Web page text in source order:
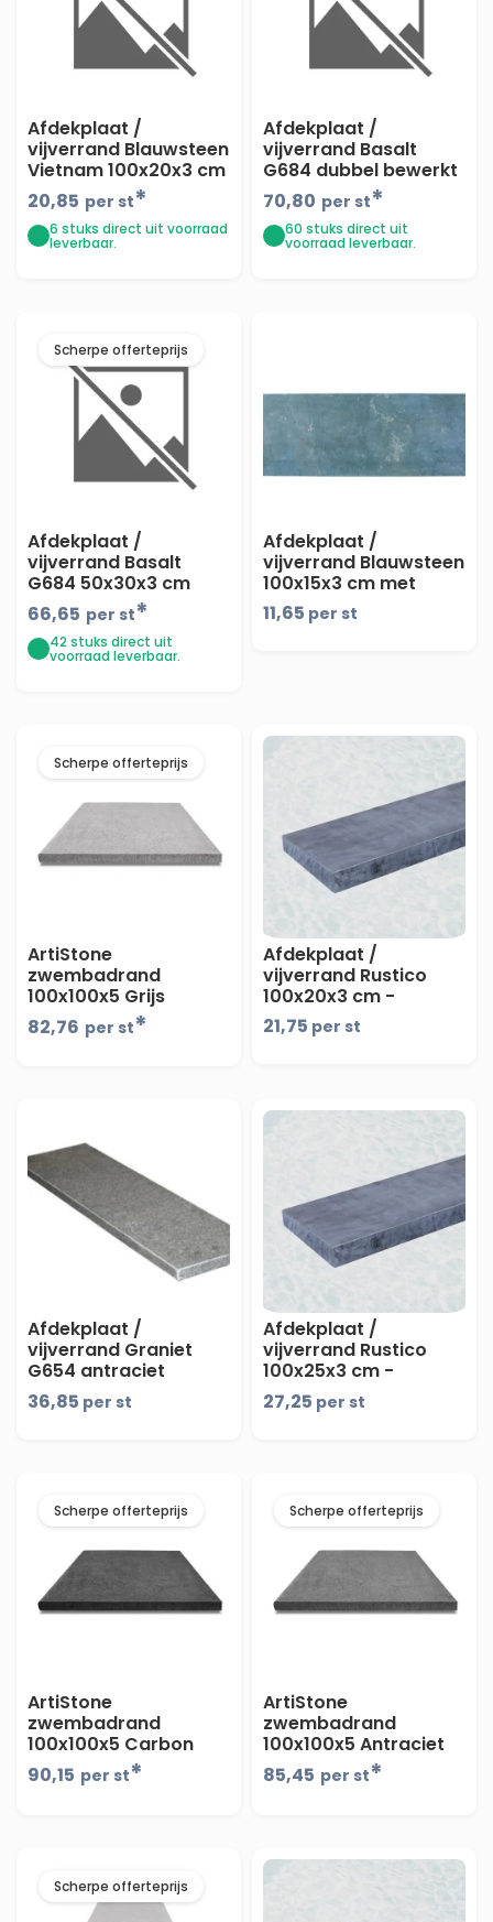
Afdekplaat /
vijverrand Blauwsteen
Vietnam 100x20x3 cm
met facet - prijs op
aanvraag -
20,85 per st*
6 stuks direct uit voorraad
leverbaar.
Afdekplaat /
vijverrand Basalt
G684 dubbel bewerkt
50x30x3 cm Hoek
70,80 per st*
60 stuks direct uit
voorraad leverbaar.
Scherpe offerteprijs
Afdekplaat /
vijverrand Basalt
G684 50x30x3 cm
Hoek met facet
(gevlamd)
66,65 per st*
42 stuks direct uit
voorraad leverbaar.
Afdekplaat /
vijverrand Blauwsteen
100x15x3 cm met
facet - prijs op
aanvraag -
11,65 per st
Scherpe offerteprijs
ArtiStone
zwembadrand
100x100x5 Grijs
82,76 per st*
Afdekplaat /
vijverrand Rustico
100x20x3 cm -
maandprijs
21,75 per st
Afdekplaat /
vijverrand Graniet
G654 antraciet
100x20x3 cm met
facet - prijs op
36,85 per st
Afdekplaat /
vijverrand Rustico
100x25x3 cm -
maandprijs
27,25 per st
Scherpe offerteprijs
ArtiStone
zwembadrand
100x100x5 Carbon
90,15 per st*
Scherpe offerteprijs
ArtiStone
zwembadrand
100x100x5 Antraciet
85,45 per st*
Scherpe offerteprijs